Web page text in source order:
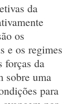
da
os
e os regimes
forças da
sobre uma
para